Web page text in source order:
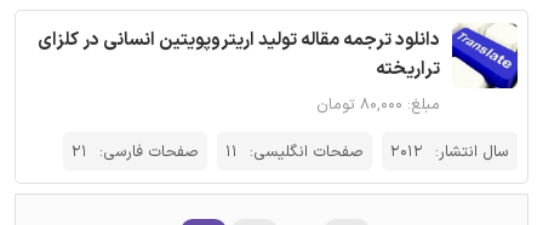
دانلود ترجمه مقاله تولید اریتروپویتین انسانی در کلزای
تراریخته
مبلغ: ۸۰,۰۰۰ تومان
سال انتشار: 2012 صفحات انگلیسی: 11 صفحات فارسی: 21